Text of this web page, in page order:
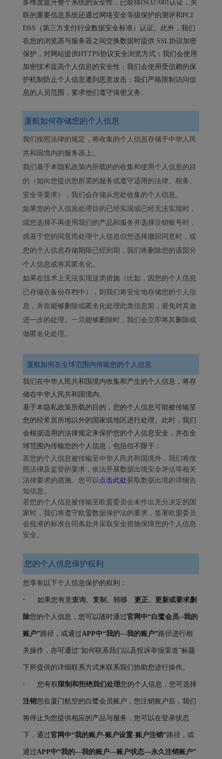
多维度提升整个系统的安全性，已取得ISO27001认证，关
联的重要信息系统还通过网络安全等级保护的测评和PCI
DSS（第三方支付行业数据安全标准）认证。此外，我们
在您的浏览器与服务器之间交换数据时提供 SSL协议加密
保护，对网站提供HTTPS协议安全浏览方式；我们会使用
加密技术提高个人信息的安全性；我们会使用受信赖的保
护机制防止个人信息遭到恶意攻击；我们严格限制访问信
息的人员范围，要求他们遵守保密义务。
厦航如何存储您的个人信息
我们按照法律的规定，将收集的个人信息存储于中华人民
共和国境内的服务器上。
我们基于本隐私政策内所载的的收集和使用个人信息的目
的（如向您提供您所需的服务或遵守适用的法律、税务、
安全等要求），我们会存储从您处收集的个人信息。
如果您的个人信息处理目的已经实现或已经无法实现时，
或您选择不再使用我们的产品和服务并选择注销账号时，
或基于您的同意而处理个人信息但您选择撤回同意时，或
您的个人信息存储期限已经到期，我们将删除您的该部分
个人信息或将其匿名化。
如果在技术上无法实现这类措施（比如，因您的个人信息
已存储在备份存档中），则我们将安全地存储您的个人信
息，并在能够删除或匿名化处理此类信息前，避免对其做
进一步的处理。一旦能够删除时，我们会立即将其删除或
做匿名化处理。
厦航如何在全球范围内传输您的个人信息
我们在中华人民共和国境内收集和产生的个人信息，将存
储在中华人民共和国境内。
基于本隐私政策所载的目的，您的个人信息可能被传输至
您的经常居所地以外的国家或地区进行处理。此时，我们
会根据适用的法律规定来保护您的个人信息安全，并在全
球范围内传输您的个人信息，包括但不限于：
若您的个人信息被传输至中华人民共和国境外，我们将按
照法律及监管的要求，依法开展数据出境安全评估等相关
法律要求的措施。您可以点击此处获取数据出境的详细告
知信息。
若您的个人信息被传输至欧盟委员会未作出充分决定的国
家时，我们将遵守欧盟数据保护法的要求，签署欧盟委员
会批准的标准合同条款并采取安全措施保障您的个人信息
安全。
您的个人信息保护权利
您享有以下个人信息保护的权利：
· 如果您有意查询、复制、转移、 更正、更新或要求删
除您的个人信息，您可以随时通过官网中“白鹭会员--我的
账户”路径，或通过APP中“我的—我的账户”路径进行相
关操作，亦可通过“如何联系我们以及投诉举报渠道”标题
下所提供的详细联系方式来联系我们协助您进行操作。
· 您有权 限制和拒绝我们处理您的个人信息，您可选择
注销您在厦门航空的白鹭会员账户，您注销账户后，我们
将停止为您提供相应的产品与服务，您可以在登录状态
下，通过官网中“我的账户-账户设置-账户注销”路径，或
通过APP中“我的—我的账户—账户状态—永久注销账户”